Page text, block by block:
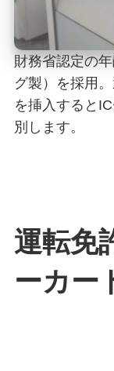
財務省認定の
グ製）を採用
を挿入すると
別します。
運転免
ーカー